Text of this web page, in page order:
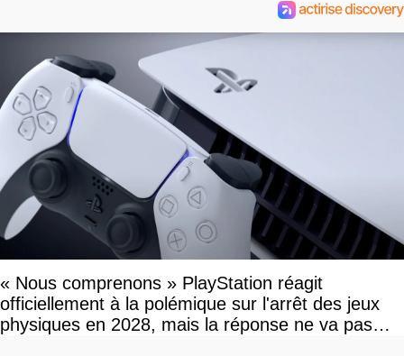
« Nous comprenons » PlayStation réagit
officiellement à la polémique sur l'arrêt des jeux
physiques en 2028, mais la réponse ne va pas